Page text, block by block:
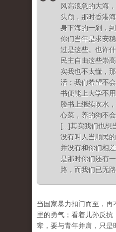
风高浪急的大海
头颅，那时香港
身下海的一刹，
你们当年是求安
过是这些。也许
民主自由这些崇
实我也不太懂，
活：我们希望不
书便能上大学不
脸书上继续吹水
心菜，养的狗不
[...]其实我们也想
没有叫人当顺民
并没有和你们相
是那时你们还有
路，而我们已无
当国家暴力扣门而至，
里的勇气；看着儿孙反抗
辈，要与青年并肩，只是